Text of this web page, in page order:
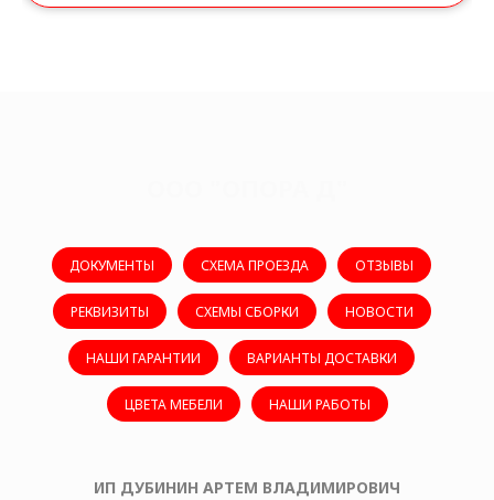
ДОКУМЕНТЫ СХЕМА ПРОЕЗДА ОТЗЫВЫ
РЕКВИЗИТЫ СХЕМЫ СБОРКИ НОВОСТИ
НАШИ ГАРАНТИИ ВАРИАНТЫ ДОСТАВКИ
ЦВЕТА МЕБЕЛИ НАШИ РАБОТЫ
ИП ДУБИНИН АРТЕМ ВЛАДИМИРОВИЧ